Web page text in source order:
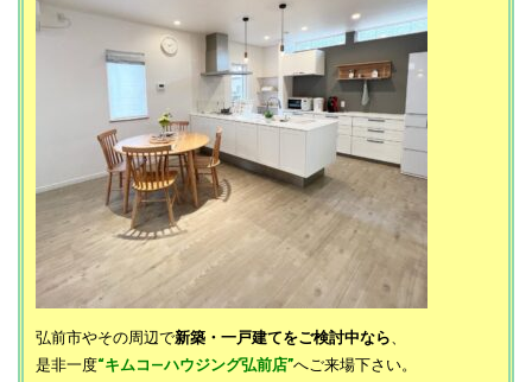
弘前市やその周辺で新築・一戸建てをご検討中なら、
是非一度“キムコ―ハウジング弘前店”へご来場下さい。